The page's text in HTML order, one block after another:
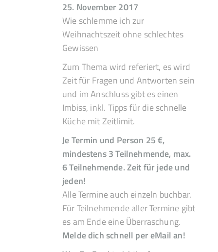
25. November 2017
Wie schlemme ich zur
Weihnachtszeit ohne schlechtes
Gewissen
Zum Thema wird referiert, es wird
Zeit für Fragen und Antworten sein
und im Anschluss gibt es einen
Imbiss, inkl. Tipps für die schnelle
Küche mit Zeitlimit.
Je Termin und Person 25 €,
mindestens 3 Teilnehmende, max.
6 Teilnehmende. Zeit für jede und
jeden!
Alle Termine auch einzeln buchbar.
Für Teilnehmende aller Termine gibt
es am Ende eine Überraschung.
Melde dich schnell per eMail an!